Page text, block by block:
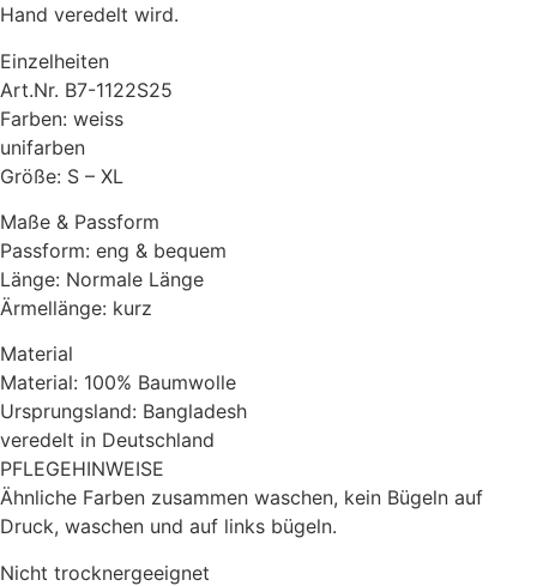
Hand veredelt wird.
Einzelheiten
Art.Nr. B7-1122S25
Farben: weiss
unifarben
Größe: S – XL
Maße & Passform
Passform: eng & bequem
Länge: Normale Länge
Ärmellänge: kurz
Material
Material: 100% Baumwolle
Ursprungsland: Bangladesh
veredelt in Deutschland
PFLEGEHINWEISE
Ähnliche Farben zusammen waschen, kein Bügeln auf
Druck, waschen und auf links bügeln.
Nicht trocknergeeignet